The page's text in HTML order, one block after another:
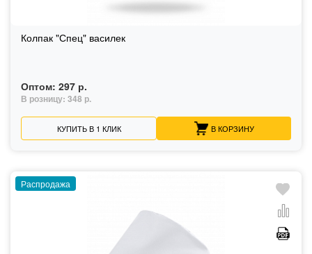
Колпак "Спец" василек
Оптом: 297 р.
В розницу: 348 р.
КУПИТЬ В 1 КЛИК В КОРЗИНУ
Распродажа